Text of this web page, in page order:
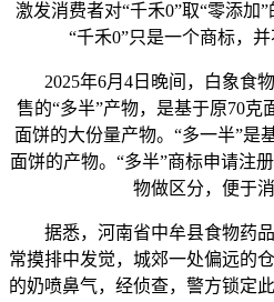
激发消费者对“千禾0”取“零添加
“千禾0”只是一个商标，并
2025年6月4日晚间，白象食物
售的“多半”产物，是基于原70克
面饼的大份量产物。“多一半”是
面饼的产物。“多半”商标申请注
物做区分，便于
据悉，河南省中牟县食物药品
常摸排中发觉，城郊一处偏远的
的奶喷鼻气，经侦查，警方锁定